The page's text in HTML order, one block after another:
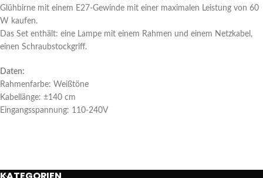
Glühbirne mit einem E27-Gewinde mit einer maximalen Leistung von 60
W kaufen.
Das Set enthält: eine Lampe mit einem Rahmen und einem Netzkabel,
einen Schraubstockgriff.
Daten:
Rahmenfarbe: Weißtöne
Kabellänge: ±140 cm
Eingangsspannung: 110-240V